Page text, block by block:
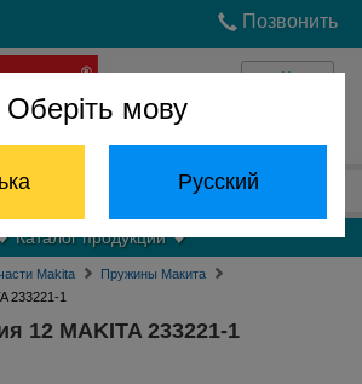
Оберіть мову
Русский
Позвонить
Войти
(068) 824-24-24
Каталог продукции
Makita
Пружины Макита
233221-1
12 MAKITA 233221-1